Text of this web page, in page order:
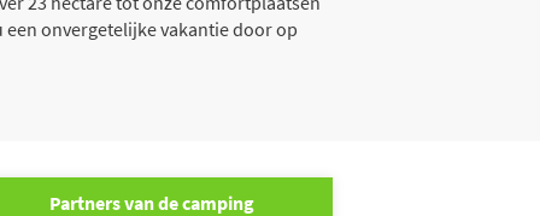
onvergetelijke vakantie door op
Partners van de camping